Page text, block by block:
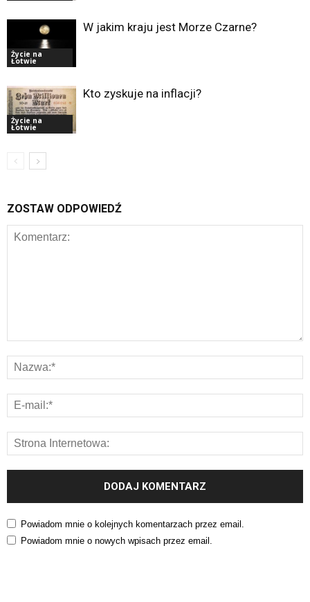
Życie na
Łotwie
W jakim kraju jest Morze Czarne?
Życie na
Łotwie
Kto zyskuje na inflacji?
ZOSTAW ODPOWIEDŹ
Powiadom mnie o kolejnych komentarzach przez email.
Powiadom mnie o nowych wpisach przez email.